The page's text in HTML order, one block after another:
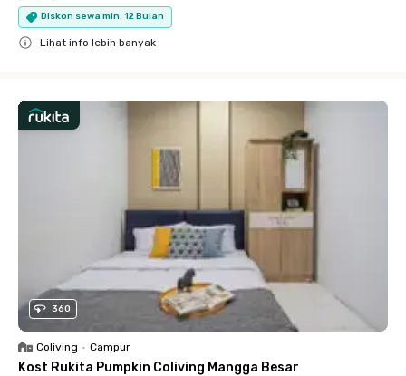
Diskon sewa min. 12 Bulan
Lihat info lebih banyak
360
Coliving • Campur
Kost Rukita Pumpkin Coliving Mangga Besar